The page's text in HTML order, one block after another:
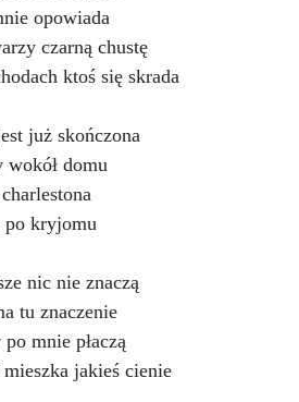
opowiada
czarną chustę
ktoś się skrada
już skończona
wokół domu
po kryjomu
nic nie znaczą
tu znaczenie
mnie płaczą
jakieś cienie